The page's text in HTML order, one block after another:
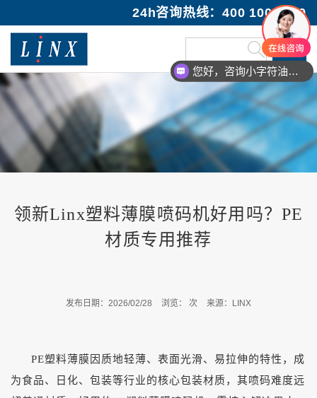
24h咨询热线：400 100 1089
领新Linx塑料薄膜喷码机好用吗？PE
材质专用推荐
发布日期：2026/02/28 浏览： 次 来源：LINX
PE塑料薄膜因质地轻薄、表面光滑、易拉伸的特性，成
为食品、日化、包装等行业的核心包装材质，其喷码难度远
您好，咨询小字符油墨喷码机
您好，咨询激光打码机